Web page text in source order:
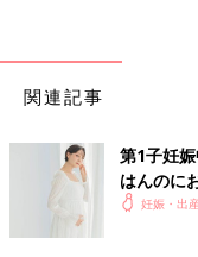
関連記事
第1子妊
はんのに
の妊娠・出